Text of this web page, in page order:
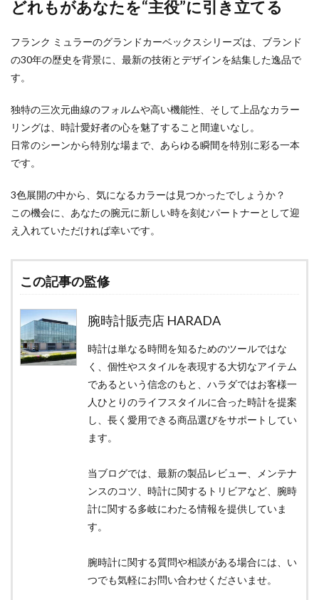
どれもがあなたを“主役”に引き立てる
フランク ミュラーのグランドカーベックスシリーズは、ブランド
の30年の歴史を背景に、最新の技術とデザインを結集した逸品で
す。
独特の三次元曲線のフォルムや高い機能性、そして上品なカラー
リングは、時計愛好者の心を魅了すること間違いなし。
日常のシーンから特別な場まで、あらゆる瞬間を特別に彩る一本
です。
3色展開の中から、気になるカラーは見つかったでしょうか？
この機会に、あなたの腕元に新しい時を刻むパートナーとして迎
え入れていただければ幸いです。
この記事の監修
腕時計販売店 HARADA
時計は単なる時間を知るためのツールではな
く、個性やスタイルを表現する大切なアイテム
であるという信念のもと、ハラダではお客様一
人ひとりのライフスタイルに合った時計を提案
し、長く愛用できる商品選びをサポートしてい
ます。
当ブログでは、最新の製品レビュー、メンテナ
ンスのコツ、時計に関するトリビアなど、腕時
計に関する多岐にわたる情報を提供していま
す。
腕時計に関する質問や相談がある場合には、い
つでも気軽にお問い合わせくださいませ。